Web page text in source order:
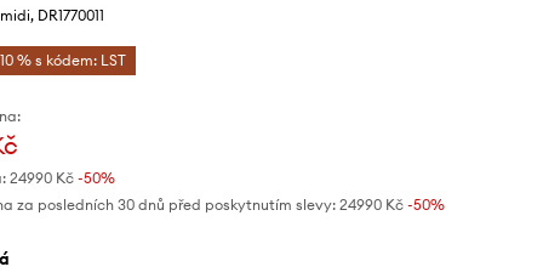
DR1770011
% s kódem: LST
24990 Kč-50%
za posledních 30 dnů před poskytnutím slevy: 24990 Kč -50%